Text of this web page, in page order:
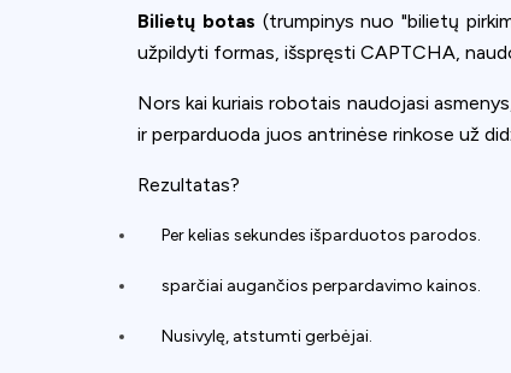
Bilietų botas (trumpinys nuo "bilietų
užpildyti formas, išspręsti CAPTCHA,
Nors kai kuriais robotais naudojasi
ir perparduoda juos antrinėse rinkose už
Rezultatas?
Per kelias sekundes išparduotos parodos.
sparčiai augančios perpardavimo kainos.
Nusivylę, atstumti gerbėjai.